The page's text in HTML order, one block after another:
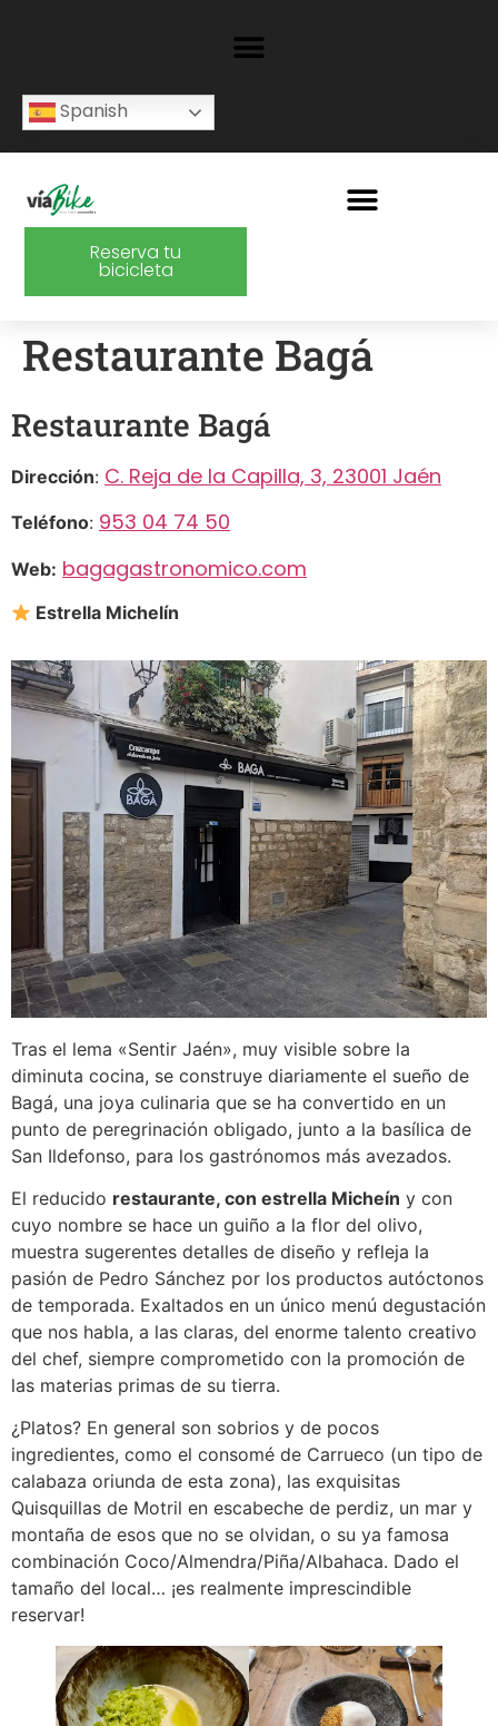
Spanish
Reserva tu
bicicleta
Restaurante Bagá
Restaurante Bagá
Dirección: C. Reja de la Capilla, 3, 23001 Jaén
Teléfono: 953 04 74 50
Web: bagagastronomico.com
Estrella Michelín
Tras el lema «Sentir Jaén», muy visible sobre la
diminuta cocina, se construye diariamente el sueño de
Bagá, una joya culinaria que se ha convertido en un
punto de peregrinación obligado, junto a la basílica de
San Ildefonso, para los gastrónomos más avezados.
El reducido restaurante, con estrella Micheín y con
cuyo nombre se hace un guiño a la flor del olivo,
muestra sugerentes detalles de diseño y refleja la
pasión de Pedro Sánchez por los productos autóctonos
de temporada. Exaltados en un único menú degustación
que nos habla, a las claras, del enorme talento creativo
del chef, siempre comprometido con la promoción de
las materias primas de su tierra.
¿Platos? En general son sobrios y de pocos
ingredientes, como el consomé de Carrueco (un tipo de
calabaza oriunda de esta zona), las exquisitas
Quisquillas de Motril en escabeche de perdiz, un mar y
montaña de esos que no se olvidan, o su ya famosa
combinación Coco/Almendra/Piña/Albahaca. Dado el
tamaño del local… ¡es realmente imprescindible
reservar!